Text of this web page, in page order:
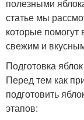
полезными
статье мы
которые
свежим и
Подготовка
Перед тем как
подготовить
этапов: